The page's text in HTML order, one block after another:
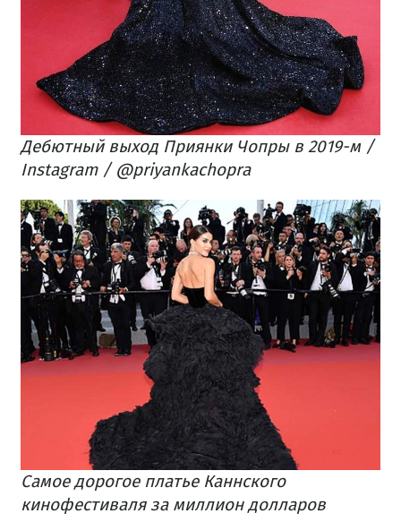
Дебютный выход Приянки Чопры в 2019-м /
Instagram / @priyankachopra
Самое дорогое платье Каннского
кинофестиваля за миллион долларов